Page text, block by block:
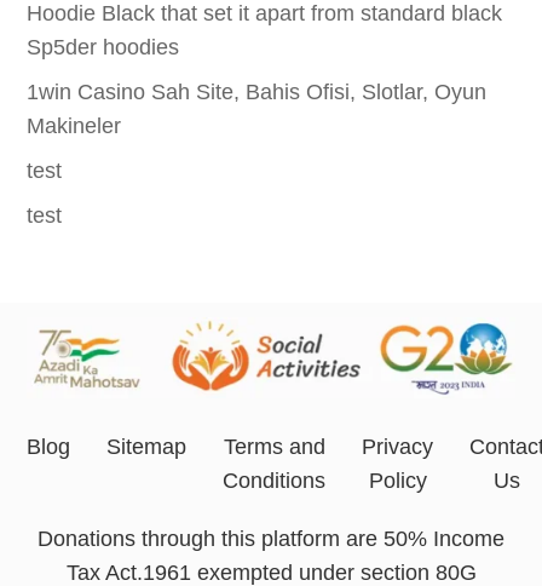
Hoodie Black that set it apart from standard black
Sp5der hoodies
1win Casino Sah Site, Bahis Ofisi, Slotlar, Oyun
Makineler
test
test
Blog Sitemap
Terms and
Conditions
Privacy
Policy
Us
Donations through this platform are 50% Income
Tax Act.1961 exempted under section 80G